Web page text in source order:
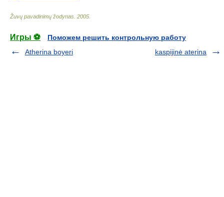
Žuvų pavadinimų žodynas 2005
Игры ⚽
Поможем решить контрольную работу
Atherina boyeri
kaspijinė aterina